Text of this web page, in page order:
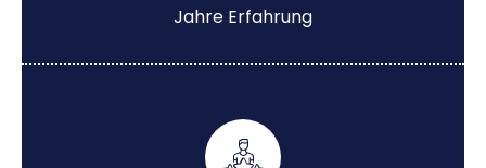
Jahre Erfahrung